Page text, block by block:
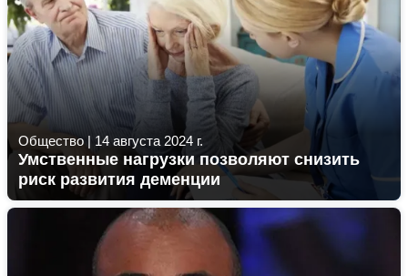
Общество | 14 августа 2024 г.
Умственные нагрузки позволяют снизить
риск развития деменции